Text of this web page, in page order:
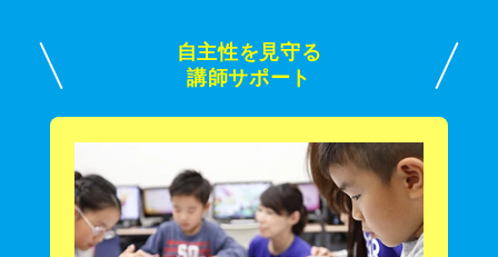
自主性を見守る
講師サポート